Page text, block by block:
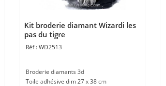
Kit broderie diamant Wizardi les
pas du tigre
WD2513
Broderie diamants 3d
Toile adhésive dim 27 x 38 cm